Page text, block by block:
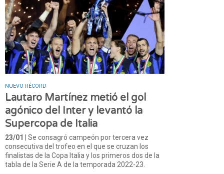
NUEVO RÉCORD
Lautaro Martínez metió el gol
agónico del Inter y levantó la
Supercopa de Italia
23/01
| Se consagró campeón por tercera vez
consecutiva del trofeo en el que se cruzan los
finalistas de la Copa Italia y los primeros dos de la
tabla de la Serie A de la temporada 2022-23.